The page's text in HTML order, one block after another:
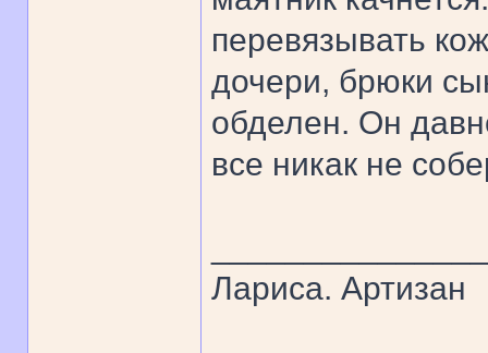
перевязывать
дочери, брюки
обделен. Он
все никак не
Лариса. Артизан